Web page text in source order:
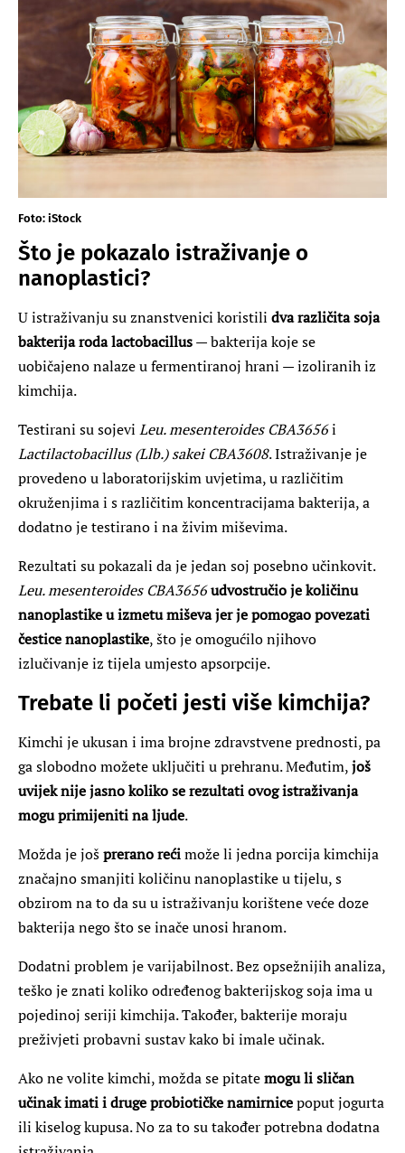
Foto: iStock
Što je pokazalo istraživanje o
nanoplastici?
U istraživanju su znanstvenici koristili dva različita soja
bakterija roda lactobacillus— bakterija koje se
uobičajeno nalaze u fermentiranoj hrani — izoliranih iz
kimchija.
Testirani su sojevi Leu. mesenteroides CBA3656i
Lactilactobacillus (Llb.) sakei CBA3608. Istraživanje je
provedeno u laboratorijskim uvjetima, u različitim
okruženjima i s različitim koncentracijama bakterija, a
dodatno je testirano i na živim miševima.
Rezultati su pokazali da je jedan soj posebno učinkovit.
Leu. mesenteroides CBA3656udvostručio je količinu
nanoplastike u izmetu miševa jer je pomogao povezati
čestice nanoplastike, što je omogućilo njihovo
izlučivanje iz tijela umjesto apsorpcije.
Trebate li početi jesti više kimchija?
Kimchi je ukusan i ima brojne zdravstvene prednosti, pa
ga slobodno možete uključiti u prehranu. Međutim,još
uvijek nije jasno koliko se rezultati ovog istraživanja
mogu primijeniti na ljude.
Možda je jošprerano rećimože li jedna porcija kimchija
značajno smanjiti količinu nanoplastike u tijelu, s
obzirom na to da su u istraživanju korištene veće doze
bakterija nego što se inače unosi hranom.
Dodatni problem je varijabilnost. Bez opsežnijih analiza,
teško je znati koliko određenog bakterijskog soja ima u
pojedinoj seriji kimchija. Također, bakterije moraju
preživjeti probavni sustav kako bi imale učinak.
Ako ne volite kimchi, možda se pitatemogu li sličan
učinak imati i druge probiotičke namirnicepoput jogurta
ili kiselog kupusa. No za to su također potrebna dodatna